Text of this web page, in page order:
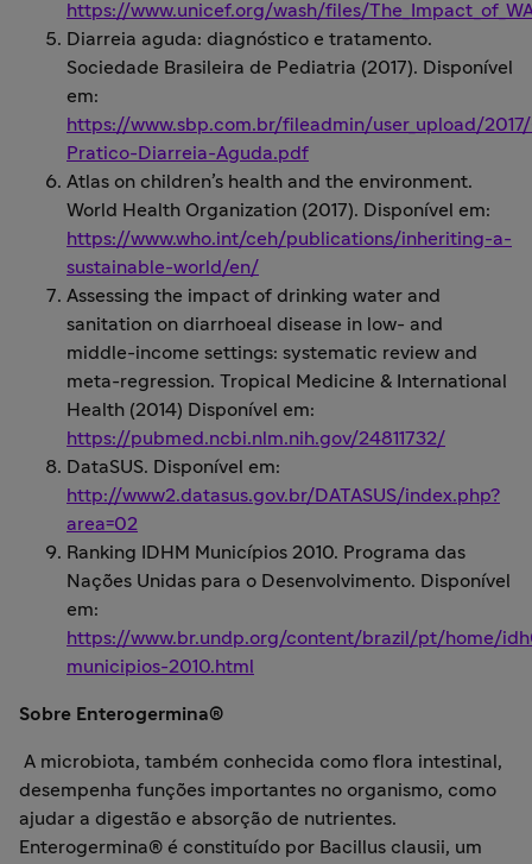
https://www.unicef.org/wash/files/
Diarreia aguda: diagnóstico e tratamento.
Sociedade Brasileira de Pediatria (2017). Disponível
em:
https://www.sbp.com.br/fileadmin/user_upload/
Pratico-Diarreia-Aguda.pdf
Atlas on children’s health and the environment.
World Health Organization (2017). Disponível em:
https://www.who.int/ceh/publications/inheriting-a-
sustainable-world/en/
Assessing the impact of drinking water and
sanitation on diarrhoeal disease in low- and
middle-income settings: systematic review and
meta-regression. Tropical Medicine & International
Health (2014) Disponível em:
https://pubmed.ncbi.nlm.nih.gov/24811732/
DataSUS. Disponível em:
http://www2.datasus.gov.br/DATASUS/index.php?
area=02
Ranking IDHM Municípios 2010. Programa das
Nações Unidas para o Desenvolvimento. Disponível
em:
https://www.br.undp.org/content/brazil/pt/home/
municipios-2010.html
Sobre Enterogermina®
A microbiota, também conhecida como flora intestinal,
desempenha funções importantes no organismo, como
ajudar a digestão e absorção de nutrientes.
Enterogermina® é constituído por Bacillus clausii, um